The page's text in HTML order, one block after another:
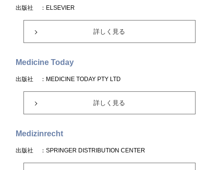
出版社 ：ELSEVIER
詳しく見る
Medicine Today
出版社 ：MEDICINE TODAY PTY LTD
詳しく見る
Medizinrecht
出版社 ：SPRINGER DISTRIBUTION CENTER